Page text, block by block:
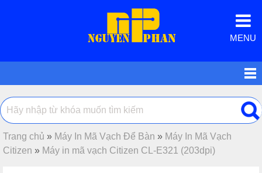
MENU
Trang chủ » Máy In Mã Vạch Để Bàn » Máy In Mã Vạch
Citizen » Máy in mã vạch Citizen CL-E321 (203dpi)